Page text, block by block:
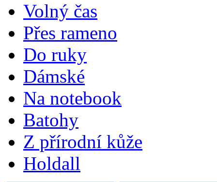
Volný čas
Přes rameno
Do ruky
Dámské
Na notebook
Batohy
Z přírodní kůže
Holdall